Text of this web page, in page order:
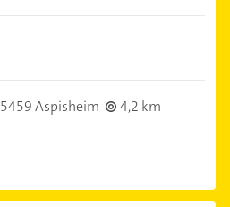
Aspisheim
4,2 km